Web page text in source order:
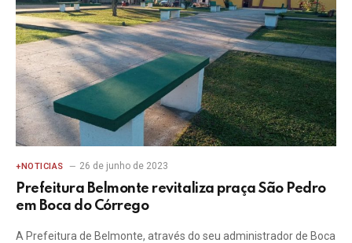
+NOTICIAS 26 de junho de 2023
Prefeitura Belmonte revitaliza praça São Pedro
em Boca do Córrego
A Prefeitura de Belmonte, através do seu administrador de Boca